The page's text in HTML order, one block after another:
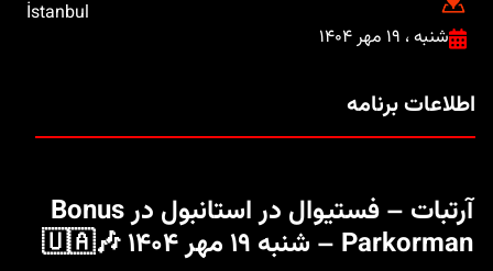
İstanbul
شنبه ، ۱۹ مهر ۱۴۰۴
اطلاعات برنامه
آرتبات – فستیوال در استانبول در Bonus
Parkorman – شنبه ۱۹ مهر ۱۴۰۴ 🎶🇺🇦